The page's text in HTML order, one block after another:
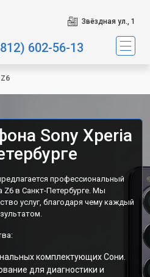
Звёздная ул., 1
602-56-13
Sony Xperia
профессиональный
Z6 в Санкт-Петербурге. Мы
услуг, благодаря чему каждый
комплектующих Сони.
для диагностики и